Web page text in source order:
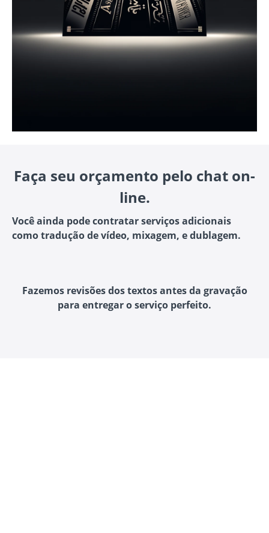
Faça seu orçamento pelo chat on-
line.
Você ainda pode contratar serviços adicionais
como tradução de vídeo, mixagem, e dublagem.
Fazemos revisões dos textos antes da gravação
para entregar o serviço perfeito.